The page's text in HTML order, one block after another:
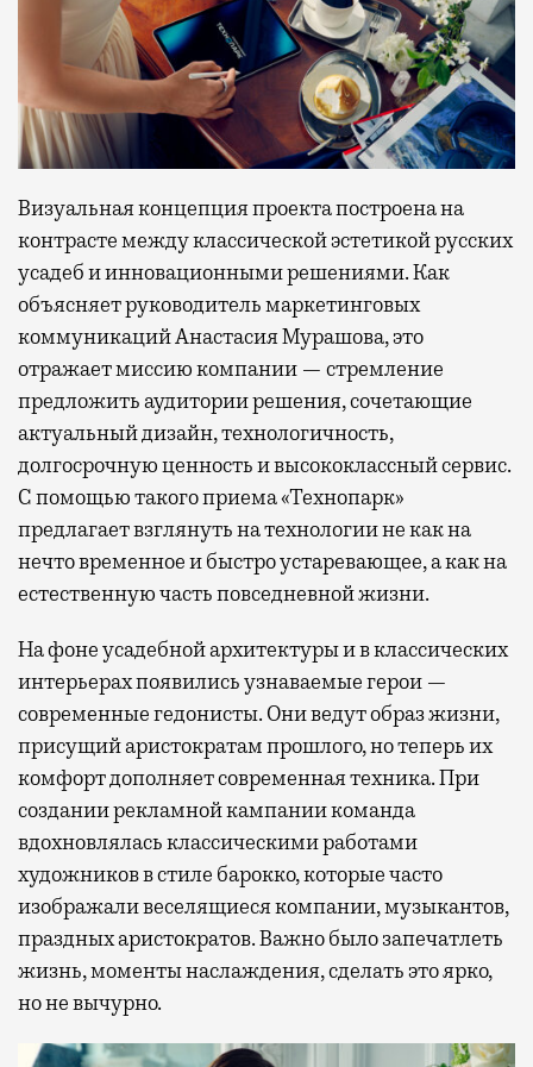
Визуальная концепция проекта построена на
контрасте между классической эстетикой русских
усадеб и инновационными решениями. Как
объясняет руководитель маркетинговых
коммуникаций Анастасия Мурашова, это
отражает миссию компании — стремление
предложить аудитории решения, сочетающие
актуальный дизайн, технологичность,
долгосрочную ценность и высококлассный сервис.
С помощью такого приема «Технопарк»
предлагает взглянуть на технологии не как на
нечто временное и быстро устаревающее, а как на
естественную часть повседневной жизни.
На фоне усадебной архитектуры и в классических
интерьерах появились узнаваемые герои —
современные гедонисты. Они ведут образ жизни,
присущий аристократам прошлого, но теперь их
комфорт дополняет современная техника. При
создании рекламной кампании команда
вдохновлялась классическими работами
художников в стиле барокко, которые часто
изображали веселящиеся компании, музыкантов,
праздных аристократов. Важно было запечатлеть
жизнь, моменты наслаждения, сделать это ярко,
но не вычурно.